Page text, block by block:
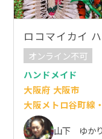
ロコマイカイ
オンライン不可
ハンドメイド
大阪府 大阪市
大阪メトロ谷町線
山下 ゆかり